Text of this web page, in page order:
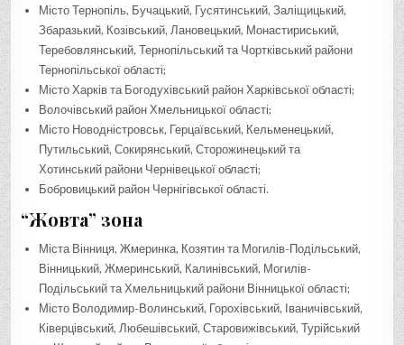
Місто Тернопіль, Бучацький, Гусятинський, Заліщицький,
Збаразький, Козівський, Лановецький, Монастириський,
Теребовлянський, Тернопільський та Чортківський райони
Тернопільської області;
Місто Харків та Богодухівський район Харківської області;
Волочівський район Хмельницької області;
Місто Новодністровськ, Герцаївський, Кельменецький,
Путильський, Сокирянський, Сторожинецький та
Хотинський райони Чернівецької області;
Бобровицький район Чернігівської області.
“Жовта” зона
Міста Вінниця, Жмеринка, Козятин та Могилів-Подільський,
Вінницький, Жмеринський, Калинівський, Могилів-
Подільський та Хмельницький райони Вінницької області;
Місто Володимир-Волинський, Горохівський, Іваничівський,
Ківерцівський, Любешівський, Старовижівський, Турійський